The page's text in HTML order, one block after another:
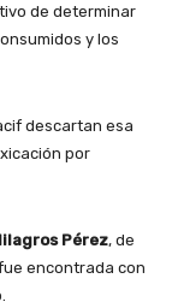
de determinar
y los
descartan esa
por
Pérez, de
encontrada con